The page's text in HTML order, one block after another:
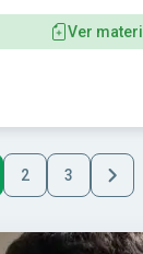
Ver
2 3